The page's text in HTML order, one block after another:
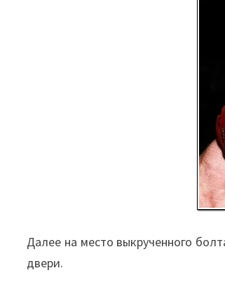
Далее на место выкрученного
двери.